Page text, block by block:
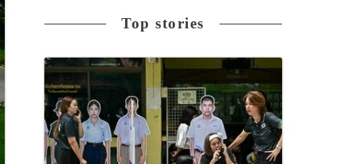
Top stories